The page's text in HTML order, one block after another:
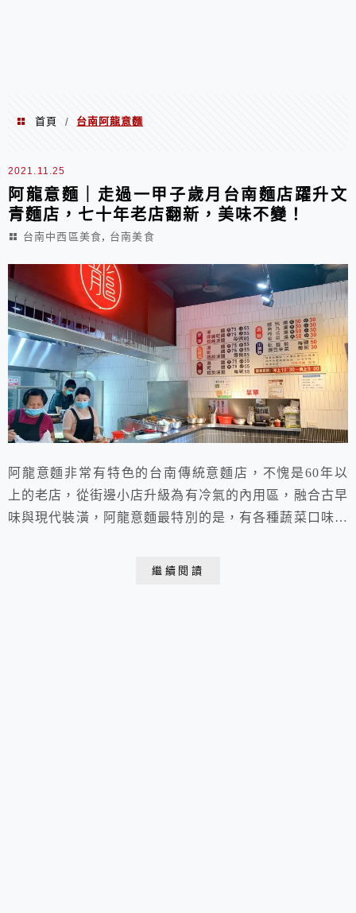
首頁 / 台南阿龍意麵
台南阿龍意麵
2021.11.25
阿龍意麵｜走過一甲子歲月台南麵店躍升文
青麵店，七十年老店翻新，美味不變！
台南中西區美食, 台南美食
阿龍意麵非常有特色的台南傳統意麵店，不愧是60年以
上的老店，從街邊小店升級為有冷氣的內用區，融合古早
味與現代裝潢，阿龍意麵最特別的是，有各種蔬菜口味的
繼續閱讀